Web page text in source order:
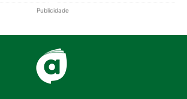
Publicidade